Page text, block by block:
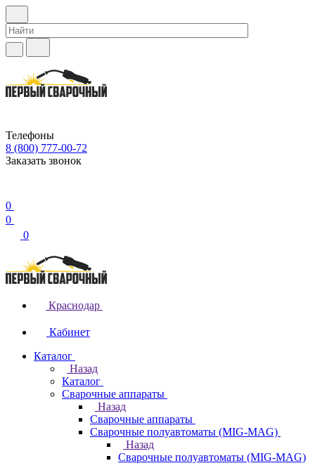
Телефоны
8 (800) 777-00-72
Заказать звонок
0
0
0
Краснодар
Кабинет
Каталог
Назад
Каталог
Сварочные аппараты
Назад
Сварочные аппараты
Сварочные полуавтоматы (MIG-MAG)
Назад
Сварочные полуавтоматы (MIG-MAG)